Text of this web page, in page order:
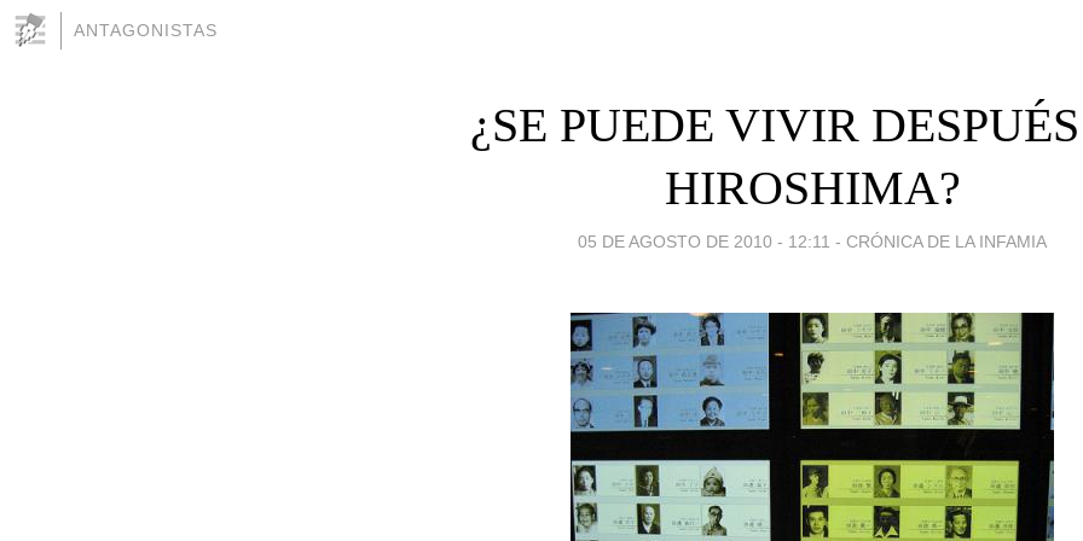
ANTAGONISTAS
¿SE PUEDE VIVIR
HIROSHIMA?
05 DE AGOSTO DE 2010 - 12:11 - CRÓNICA DE LA INFAMIA